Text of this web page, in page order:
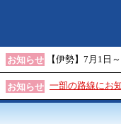
お知らせ 【伊勢】7月1日
お知らせ 一部の路線にお